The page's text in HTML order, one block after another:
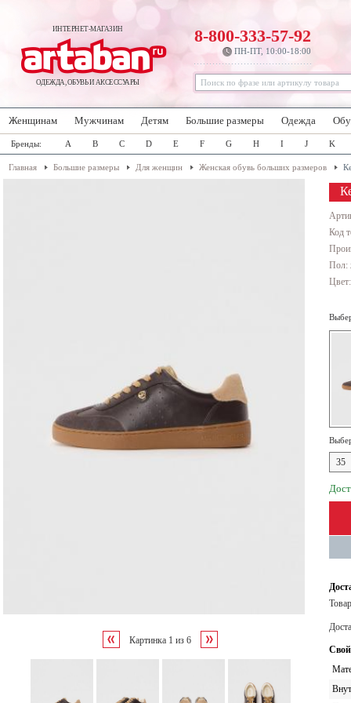
ИНТЕРНЕТ-МАГАЗИН
ОДЕЖДА, ОБУВЬ И АКСЕССУАРЫ
8-800-333-57-92
ПН-ПТ, 10:00-18:00
Женщинам Мужчинам Детям Большие размеры Одежда
Бренды: A B C D E F G H I J K
Главная Большие размеры Для женщин Женская обувь больших размеров
Картинка 1 из 6
Код
Пол:
35